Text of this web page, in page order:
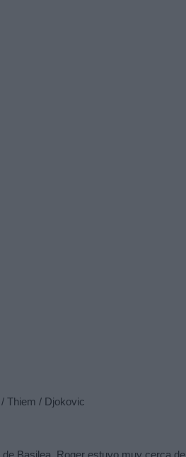
Thiem / Djokovic
Basilea. Roger estuvo muy cerca de